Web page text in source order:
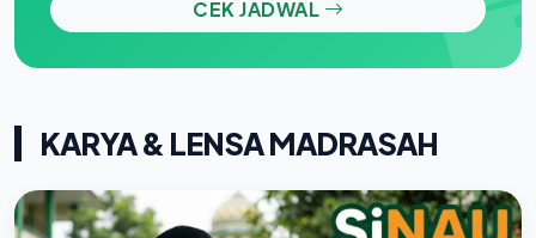
CEK JADWAL
KARYA & LENSA MADRASAH